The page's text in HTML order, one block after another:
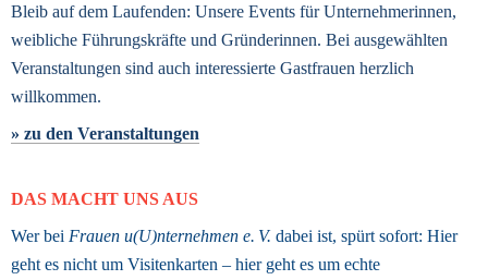
Bleib auf dem Laufenden: Unsere Events für Unternehmerinnen,
weibliche Führungskräfte und Gründerinnen. Bei ausgewählten
Veranstaltungen sind auch interessierte Gastfrauen herzlich
willkommen.
» zu den Veranstaltungen
DAS MACHT UNS AUS
Wer bei Frauen u(U)nternehmen e. V. dabei ist, spürt sofort: Hier
geht es nicht um Visitenkarten – hier geht es um echte